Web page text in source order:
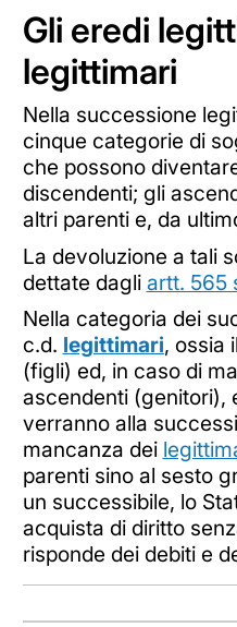
Gli eredi
legittimari
Nella successione
cinque categorie di
che possono
discendenti; gli
altri parenti e, da
La devoluzione a tali
dettate dagli artt. 565
Nella categoria dei
c.d. legittimari, ossia
(figli) ed, in caso di
ascendenti (genitori),
verranno alla
mancanza dei
parenti sino al sesto
un successibile, lo
acquista di diritto
risponde dei debiti e